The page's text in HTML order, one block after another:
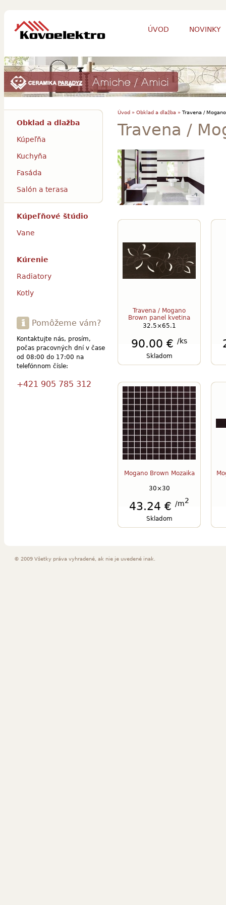
ÚVOD NOVINKY
Úvod » Obklad a dlažba »Travena / Mogano
Travena /
Travena / Mogano
Brown panel kvetina
32.5×65.1
90.00 € /ks
Skladom
Mogano Brown Mozaika
30×30
43.24 € /m2
Skladom
Obklad a dlažba
Kúpeľňa
Kuchyňa
Fasáda
Salón a terasa
Kúpeľňové štúdio
Vane
Kúrenie
Radiatory
Kotly
Pomôžeme vám?
Kontaktujte nás, prosím,
počas pracovných dní v čase
od 08:00 do 17:00 na
telefónnom čísle:
+421 905 785 312
© 2009 Všetky práva vyhradené, ak nie je uvedené inak.